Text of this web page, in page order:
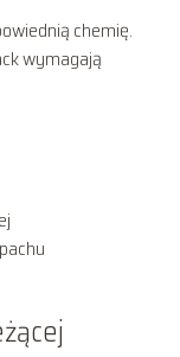
chemię.
wymagają